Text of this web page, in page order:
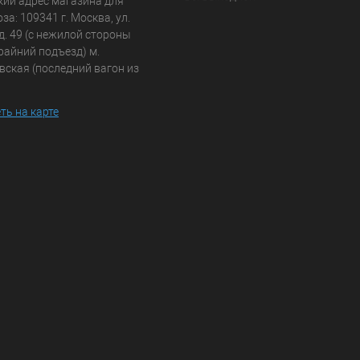
109341 г. Москва, ул.
49 (с нежилой стороны
подъезд) м.
(последний вагон из
на карте